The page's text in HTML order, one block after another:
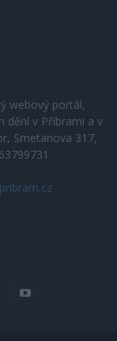
webový portál,
dění v Příbrami a v
Smetanova 317,